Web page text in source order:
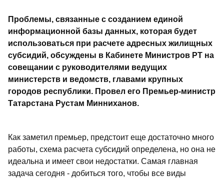
Проблемы, связанные с созданием единой
информационной базы данных, которая будет
использоваться при расчете адресных жилищных
субсидий, обсуждены в Кабинете Министров РТ на
совещании с руководителями ведущих
министерств и ведомств, главами крупных
городов республики. Провел его Премьер-министр
Татарстана Рустам Минниханов.
Как заметил премьер, предстоит еще достаточно много
работы, схема расчета субсидий определена, но она не
идеальна и имеет свои недостатки. Самая главная
задача сегодня - добиться того, чтобы все виды